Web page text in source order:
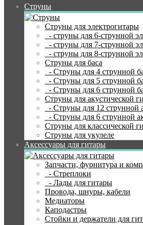
Струны
Струны для электрогитары
- струны для 6-струнной
- струны для 7-струнной
- струны для 8-струнной
Струны для баса
- Струны для 4 струнной
- Струны для 5 струнной
- Струны для 6 струнной
Струны для акустической
- Струны для 12 струнной
- Струны для 6 струнной
Струны для классической
Струны для укулеле
Аксессуары для гитары
Запчасти, фурнитура и
- Стреплоки
- Лады для гитары
Провода, шнуры, кабели
Медиаторы
Каподастры
Стойки и держатели для